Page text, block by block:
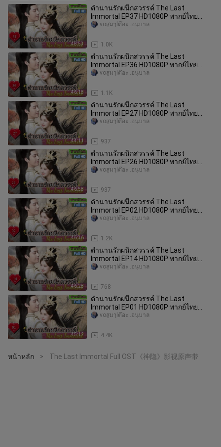
48:53
ตำนานรักผนึกสวรรค์ The Last
Immortal EP37 HD1080P พากย์ไทย
[2023]
1.0K
voสูมๅlต๊อะ..อนุบาล
46:18
ตำนานรักผนึกสวรรค์ The Last
Immortal EP36 HD1080P พากย์ไทย
[2023]
1.1K
voสูมๅlต๊อะ..อนุบาล
44:11
ตำนานรักผนึกสวรรค์ The Last
Immortal EP27 HD1080P พากย์ไทย
[2023]
937
voสูมๅlต๊อะ..อนุบาล
46:58
ตำนานรักผนึกสวรรค์ The Last
Immortal EP26 HD1080P พากย์ไทย
[2023]
937
voสูมๅlต๊อะ..อนุบาล
46:36
ตำนานรักผนึกสวรรค์ The Last
Immortal EP02 HD1080P พากย์ไทย
[2023]
1.2K
voสูมๅlต๊อะ..อนุบาล
46:28
ตำนานรักผนึกสวรรค์ The Last
Immortal EP14 HD1080P พากย์ไทย
[2023]
768
voสูมๅlต๊อะ..อนุบาล
45:12
ตำนานรักผนึกสวรรค์ The Last
Immortal EP01 HD1080P พากย์ไทย
[2023]
4.4K
voสูมๅlต๊อะ..อนุบาล
หน้าหลัก > The Last Immortal Full OST《神隐》影视原声带